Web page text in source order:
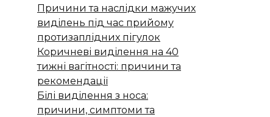
Причини та наслідки мажучих
виділень під час прийому
протизаплідних пігулок
Коричневі виділення на 40
тижні вагітності: причини та
рекомендації
Білі виділення з носа:
причини, симптоми та